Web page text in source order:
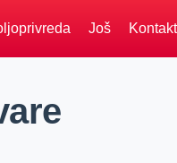
Još Kontakt